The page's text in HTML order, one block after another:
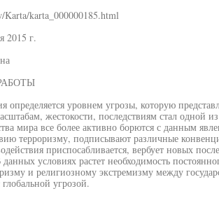
Karta/karta_000000185.html
2015 г.
определяется уровнем угрозы, которую
жестокости, последствиям стал одной
мира все более активно борются с данным
терроризму, подписывают различные
приспосабливается, вербует новых
условиях растет необходимость
и религиозному экстремизму между
угрозой.